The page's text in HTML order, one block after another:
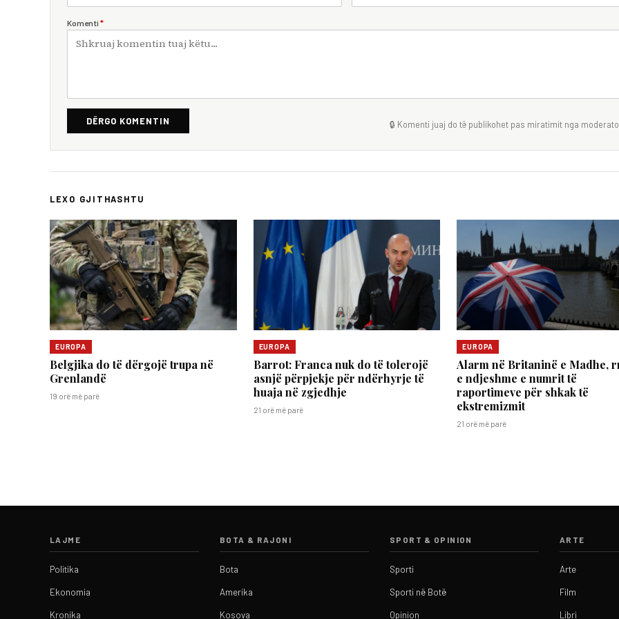
Komenti *
DËRGO KOMENTIN 🔒 Komenti juaj do të publikohet pas miratimit nga
LEXO GJITHASHTU
EUROPA
Belgjika do të dërgojë trupa në
Grenlandë
19 orë më parë
EUROPA
Barrot: Franca nuk do të tolerojë
asnjë përpjekje për ndërhyrje të
huaja në zgjedhje
21 orë më parë
EUROPA
Alarm në Britaninë e Madhe,
e ndjeshme e numrit të
raportimeve për shkak të
ekstremizmit
21 orë më parë
LAJME
Politika
Ekonomia
Kronika
BOTA & RAJONI
Bota
Amerika
Kosova
SPORT & OPINION
Sporti
Sporti në Botë
Opinion
ARTE
Arte
Film
Libri